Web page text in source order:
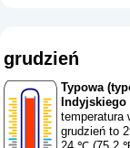
grudzień
Typowa
temperatura
grudzień to